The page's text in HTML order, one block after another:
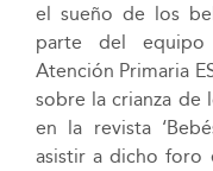
el sueño de los
parte del
Atención Primaria
sobre la crianza de
en la revista
asistir a dicho foro